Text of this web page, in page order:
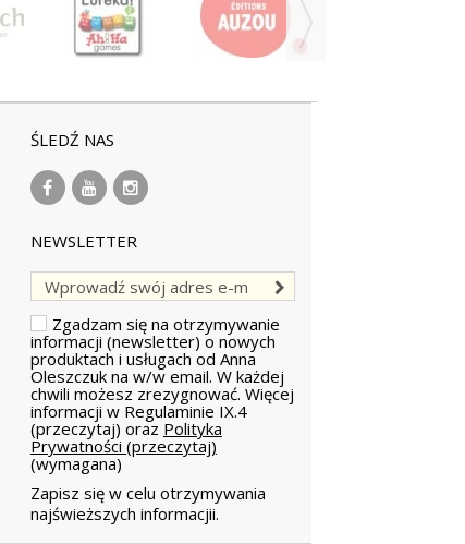
ŚLEDŹ NAS
NEWSLETTER
Zgadzam się na otrzymywanie
informacji (newsletter) o nowych
produktach i usługach od Anna
Oleszczuk na w/w email. W każdej
chwili możesz zrezygnować. Więcej
informacji w Regulaminie IX.4
(przeczytaj) oraz Polityka
Prywatności (przeczytaj)
(wymagana)
Zapisz się w celu otrzymywania
najświeższych informacjii.